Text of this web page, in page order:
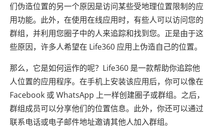
们伪造位置的另一个原因是访问某些受地理位置限制的应
用功能。此外，在使用在线应用时，有些人可以访问您的
群组，并利用您圈子中的人来追踪和找到您。正是由于这
些原因，许多人希望在 Life360 应用上伪造自己的位置。
那么，它是如何运作的呢？Life360 是一款帮助你追踪他
人位置的应用程序。在手机上安装该应用后，你可以像在
Facebook 或 WhatsApp 上一样创建圈子或群组。之后，
群组成员可以分享他们的位置信息。此外，你还可以通过
联系电话或电子邮件地址邀请其他人加入群组。